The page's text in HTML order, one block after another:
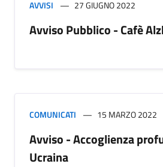
AVVISI 27 GIUGNO 2022
Avviso Pubblico - Cafè
COMUNICATI 15 MARZO 2022
Avviso - Accoglienza
Ucraina